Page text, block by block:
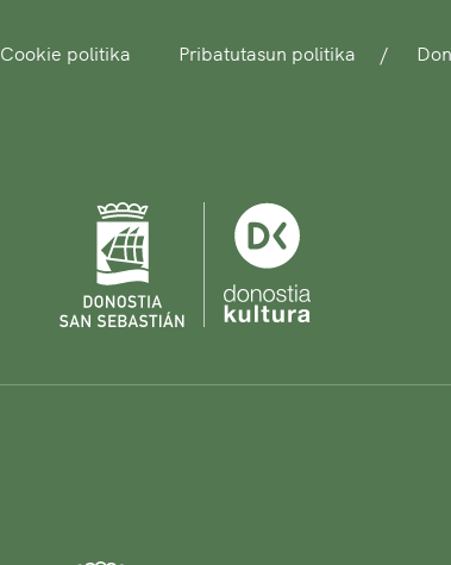
Cookie politika Pribatutasun politika